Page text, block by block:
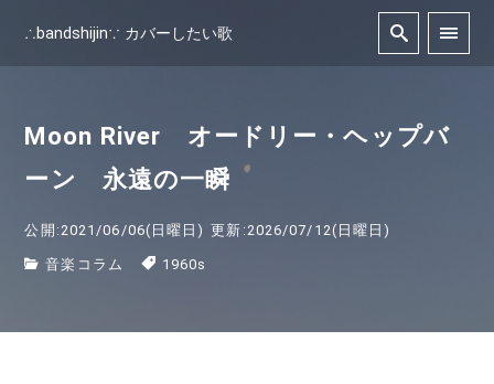
∴bandshijin∵ カバーしたい歌
Moon River オードリー・ヘップバ
ーン 永遠の一瞬
公開:2021/06/06(日曜日) 更新:2026/07/12(日曜日)
音楽コラム 1960s